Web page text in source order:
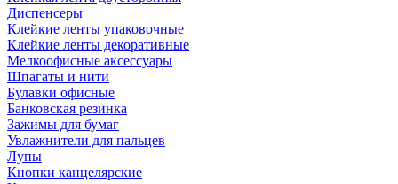
Диспенсеры
Клейкие ленты упаковочные
Клейкие ленты декоративные
Мелкоофисные аксессуары
Шпагаты и нити
Булавки офисные
Банковская резинка
Зажимы для бумаг
Увлажнители для пальцев
Лупы
Кнопки канцелярские